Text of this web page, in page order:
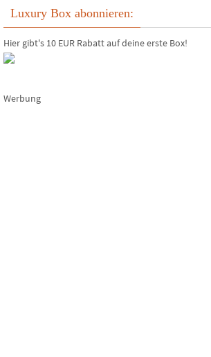
Luxury Box abonnieren:
Hier gibt's 10 EUR Rabatt auf deine erste Box!
Werbung